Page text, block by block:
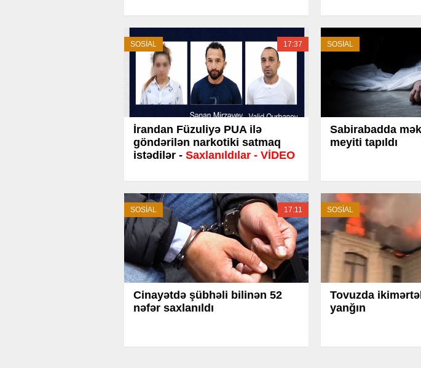
SOSİAL 17:37
İrandan Füzuliyə PUA ilə
göndərilən narkotiki satmaq
istədilər - Saxlanıldılar - VİDEO
SOSİAL
Sabirabadda
meyiti tapıldı
SOSİAL 17:11
Cinayətdə şübhəli bilinən 52
nəfər saxlanıldı
SOSİAL
Tovuzda
yanğın